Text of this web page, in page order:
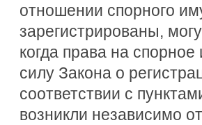
отношении спорного
зарегистрированы,
когда права на
силу Закона о
соответствии с
возникли независимо